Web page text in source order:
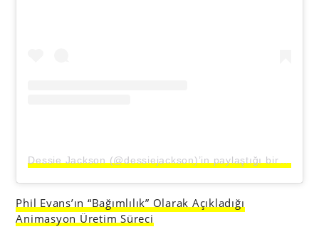
Phil Evans’ın “Bağımlılık” Olarak Açıkladığı
Animasyon Üretim Süreci